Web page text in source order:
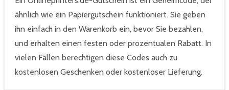
ähnlich wie ein Papiergutschein funktioniert. Sie geben
ihn einfach in den Warenkorb ein, bevor Sie bezahlen,
und erhalten einen festen oder prozentualen Rabatt. In
vielen Fällen berechtigen diese Codes auch zu
kostenlosen Geschenken oder kostenloser Lieferung.